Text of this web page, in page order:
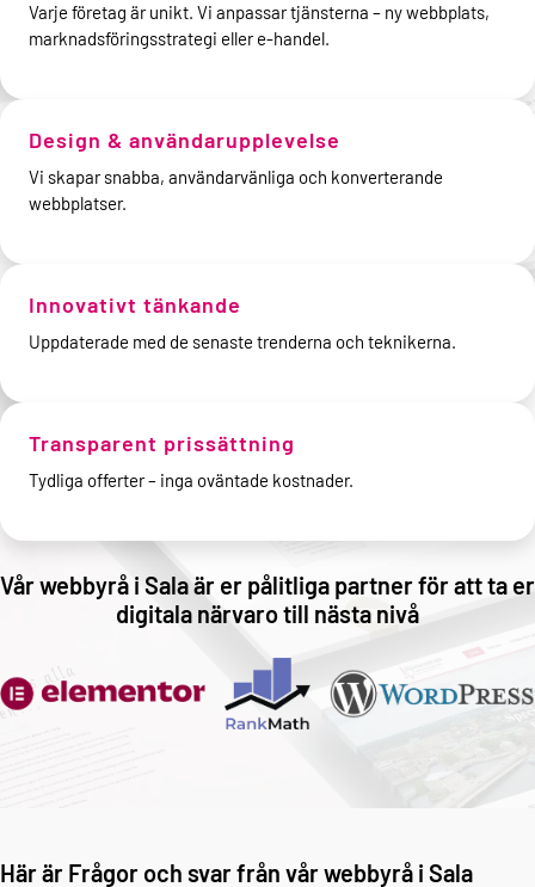
Varje företag är unikt. Vi anpassar tjänsterna – ny webbplats,
marknadsföringsstrategi eller e-handel.
Design & användarupplevelse
Vi skapar snabba, användarvänliga och konverterande
webbplatser.
Innovativt tänkande
Uppdaterade med de senaste trenderna och teknikerna.
Transparent prissättning
Tydliga offerter – inga oväntade kostnader.
Vår webbyrå i Sala är er pålitliga partner för att ta er
digitala närvaro till nästa nivå
Här är Frågor och svar från vår webbyrå i Sala